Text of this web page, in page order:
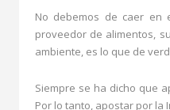
No debemos de caer en
proveedor de alimentos,
ambiente, es lo que de
Siempre se ha dicho que
Por lo tanto, apostar por la